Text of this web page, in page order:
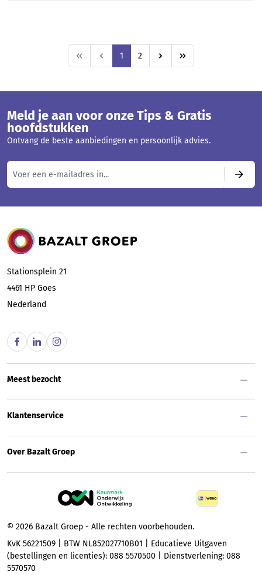
Pagina
1 Pagina
2
Meld je aan voor onze Tips & Gratis
hoofdstukken
Ontvang de beste aanbiedingen en persoonlijk advies.
Bazalt Groep
Stationsplein 21
4461 HP Goes
Nederland
Meest bezocht
Klantenservice
Over Bazalt Groep
© 2026 Bazalt Groep - Alle rechten voorbehouden.
KvK 56221509 | BTW NL852027710B01 | Educatieve Uitgaven
(bestellingen en licenties): 088 5570500 | Dienstverlening: 088
5570570